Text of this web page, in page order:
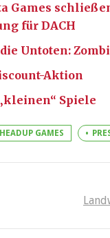
Games
für DACH
Untoten:
Aktion
Spiele
HEADUP GAMES